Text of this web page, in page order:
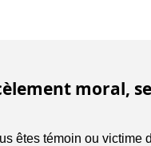
moral,
êtes témoin ou victime